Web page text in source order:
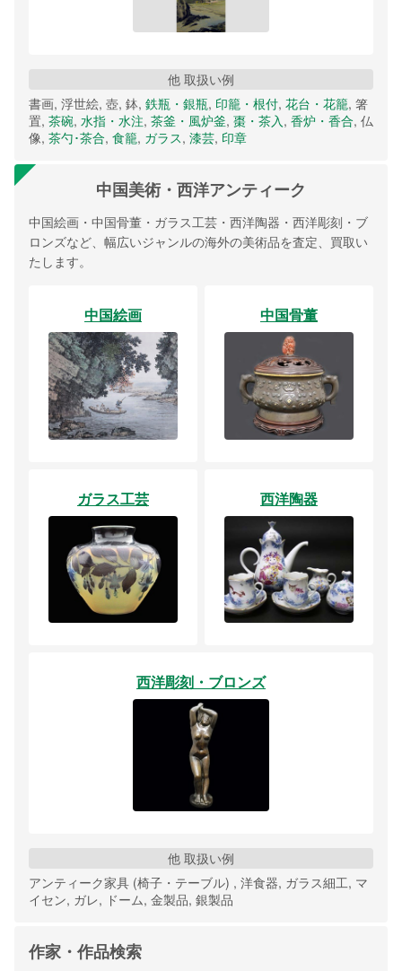
他 取扱い例
書画, 浮世絵, 壺, 鉢, 鉄瓶・銀瓶, 印籠・根付, 花台・花籠, 箸
置, 茶碗, 水指・水注, 茶釜・風炉釜, 棗・茶入, 香炉・香合, 仏
像, 茶勺･茶合, 食籠, ガラス, 漆芸, 印章
中国美術・西洋アンティーク
中国絵画・中国骨董・ガラス工芸・西洋陶器・西洋彫刻・ブ
ロンズなど、幅広いジャンルの海外の美術品を査定、買取い
たします。
中国絵画 中国骨董
ガラス工芸 西洋陶器
西洋彫刻・ブロンズ
他 取扱い例
アンティーク家具 (椅子・テーブル) , 洋食器, ガラス細工, マ
イセン, ガレ, ドーム, 金製品, 銀製品
作家・作品検索